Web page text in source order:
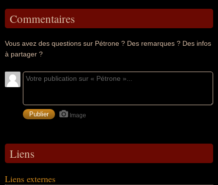
Commentaires
Vous avez des questions sur Pétrone ? Des remarques ? Des infos
à partager ?
Image
Liens
Liens externes